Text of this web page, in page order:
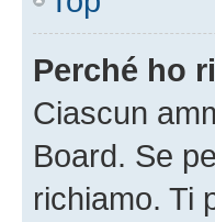
Perché ho
Ciascun
Board. Se
richiamo. Ti